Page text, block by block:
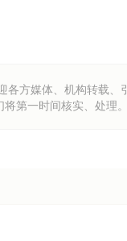
方媒体、机构转载
第一时间核实、处理